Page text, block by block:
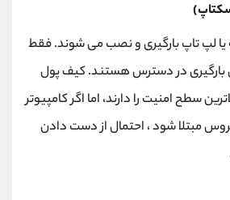
یا لپ تاپ بارگیری و نصب می شوند. فقط
بارگیری در دسترس هستند. کیف پول
سطح امنیت را دارند، اما اگر کامپیوتر
مبتلا شود ، احتمال از دست دادن